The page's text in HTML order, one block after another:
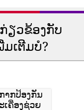
ຽວຂ້ອງກັບ
ເຕີມບໍ?
າກປ້ອງກັນ
ເຄື່ອງຊ່ວຍ